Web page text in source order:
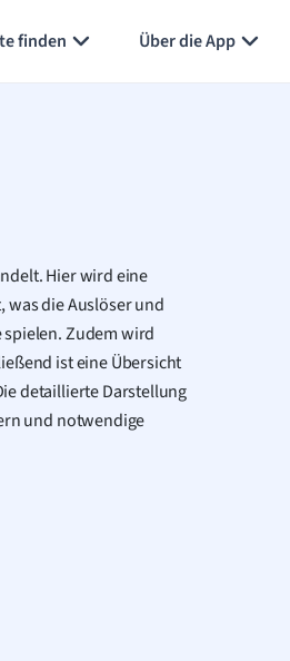
finden Über die App
Hier wird eine
die Auslöser und
Zudem wird
ist eine Übersicht
detaillierte Darstellung
und notwendige